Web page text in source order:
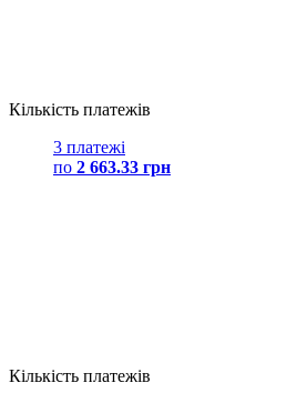
Кількість платежів
3 платежі
по 2 663.33 грн
Кількість платежів